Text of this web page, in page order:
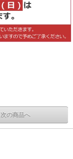
次の商品へ